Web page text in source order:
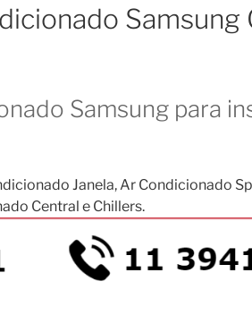
Samsung
Samsung para
Janela, Ar Condicionado
Central e Chillers.